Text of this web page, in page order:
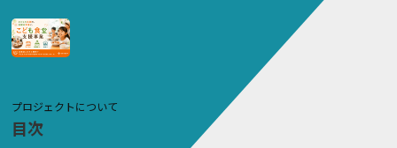
プロジェクトについて
目次